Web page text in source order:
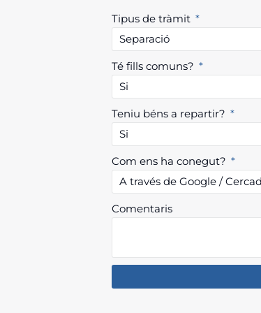
Tipus de tràmit
Té fills comuns?
Teniu béns a repartir?
Com ens ha conegut?
Comentaris